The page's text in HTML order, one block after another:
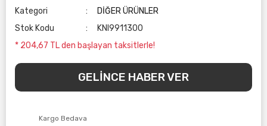
Kategori
DİĞER ÜRÜNLER
Stok Kodu
KNI9911300
* 204,67 TL den başlayan taksitlerle!
GELİNCE HABER VER
Kargo Bedava